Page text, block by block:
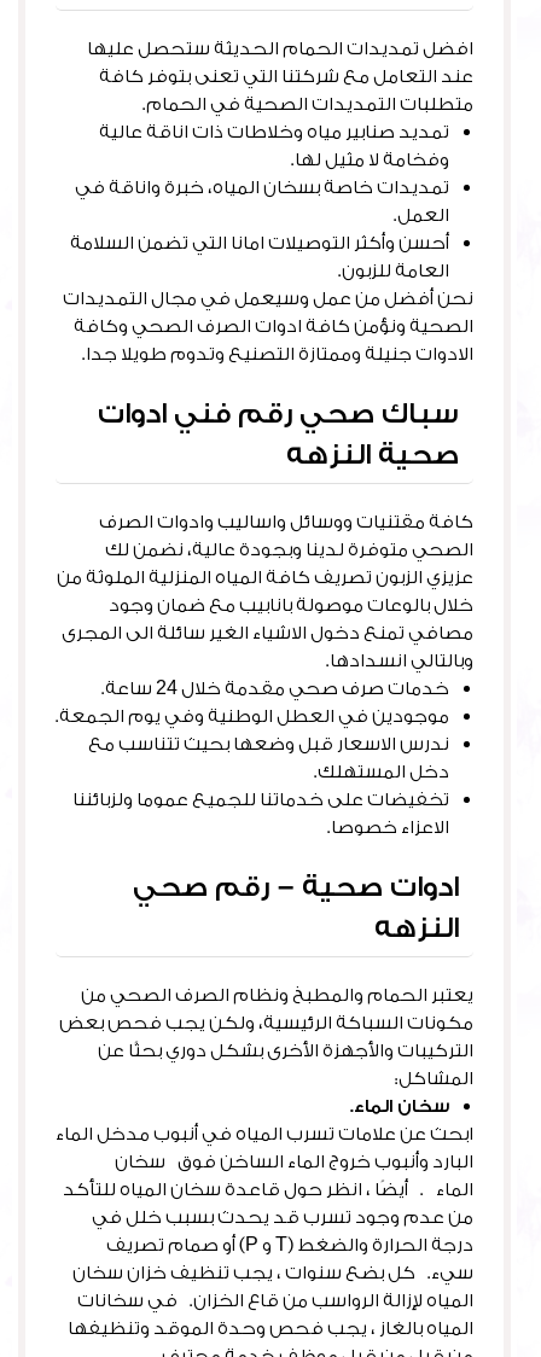
افضل تمديدات الحمام الحديثة ستحصل عليها
عند التعامل مع شركتنا التي تعنى بتوفر كافة
متطلبات التمديدات الصحية في الحمام.
تمديد صنابير مياه وخلاطات ذات اناقة عالية
وفخامة لا مثيل لها.
تمديدات خاصة بسخان المياه، خبرة واناقة في
العمل.
أحسن وأكثر التوصيلات امانا التي تضمن السلامة
العامة للزبون.
نحن أفضل من عمل وسيعمل في مجال التمديدات
الصحية ونؤمن كافة ادوات الصرف الصحي وكافة
الادوات جنيلة وممتازة التصنيع وتدوم طويلا جدا.
سباك صحي رقم فني ادوات
صحية النزهه
كافة مقتنيات ووسائل واساليب وادوات الصرف
الصحي متوفرة لدينا وبجودة عالية، نضمن لك
عزيزي الزبون تصريف كافة المياه المنزلية الملوثة من
خلال بالوعات موصولة بانابيب مع ضمان وجود
مصافي تمنع دخول الاشياء الغير سائلة الى المجرى
وبالتالي انسدادها.
خدمات صرف صحي مقدمة خلال 24 ساعة.
موجودين في العطل الوطنية وفي يوم الجمعة.
ندرس الاسعار قبل وضعها بحيث تتناسب مع
دخل المستهلك.
تخفيضات على خدماتنا للجميع عموما ولزبائننا
الاعزاء خصوصا.
ادوات صحية – رقم صحي
النزهه
يعتبر الحمام والمطبخ ونظام الصرف الصحي من
مكونات السباكة الرئيسية، ولكن يجب فحص بعض
التركيبات والأجهزة الأخرى بشكل دوري بحثًا عن
المشاكل:
سخان الماء.
ابحث عن علامات تسرب المياه في أنبوب مدخل الماء
البارد وأنبوب خروج الماء الساخن فوق سخان
الماء . أيضًا ، انظر حول قاعدة سخان المياه للتأكد
من عدم وجود تسرب قد يحدث بسبب خلل في
درجة الحرارة والضغط (T و P) أو صمام تصريف
سيء. كل بضع سنوات ، يجب تنظيف خزان سخان
المياه لإزالة الرواسب من قاع الخزان. في سخانات
المياه بالغاز ، يجب فحص وحدة الموقد وتنظيفها